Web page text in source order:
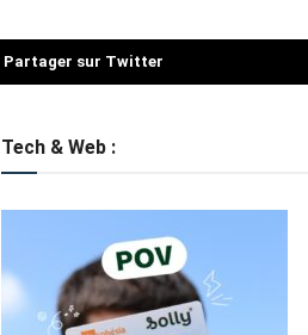
Partager sur Twitter
Tech & Web :